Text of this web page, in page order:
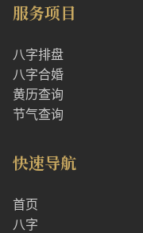
服务项目
八字排盘
八字合婚
黄历查询
节气查询
快速导航
首页
八字